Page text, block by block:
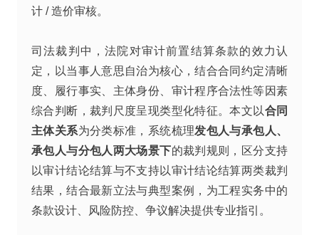
计 / 造价审核。
司法裁判中，法院对审计前置结算条款的效力认
定，以当事人意思自治为核心，结合合同约定清晰
度、履行事实、主体身份、审计程序合法性等因素
综合判断，裁判尺度呈现类型化特征。本文以合同
主体关系为分类标准，系统梳理发包人与承包人、
承包人与分包人两大场景下的裁判规则，区分支持
以审计结论结算与不支持以审计结论结算两类裁判
结果，结合最新立法与典型案例，为工程实务中的
条款设计、风险防控、争议解决提供专业指引。